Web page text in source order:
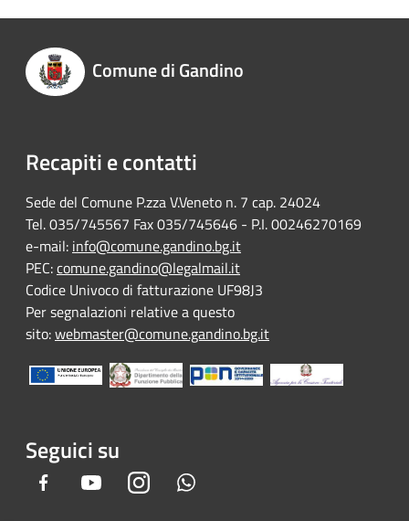
Comune di Gandino
Recapiti e contatti
Sede del Comune P.zza V.Veneto n. 7 cap. 24024
Tel. 035/745567 Fax 035/745646 - P.I. 00246270169
e-mail: info@comune.gandino.bg.it
PEC:comune.gandino@legalmail.it
Codice Univoco di fatturazione UF98J3
Per segnalazioni relative a questo
sito:webmaster@comune.gandino.bg.it
Seguici su
Facebook YoutubeInstagram